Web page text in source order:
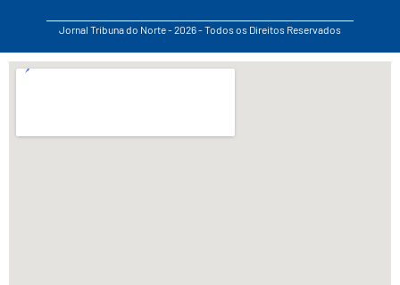
Jornal Tribuna do Norte - 2026 - Todos os Direitos Reservados